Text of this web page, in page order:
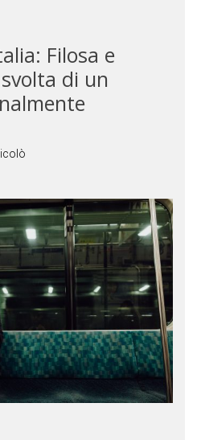
Filosa e
di un